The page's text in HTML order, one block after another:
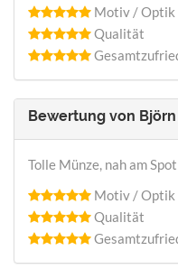
Motiv / Optik
Qualität
Bewertung von Björn
Tolle Münze, nah am
Motiv / Optik
Qualität